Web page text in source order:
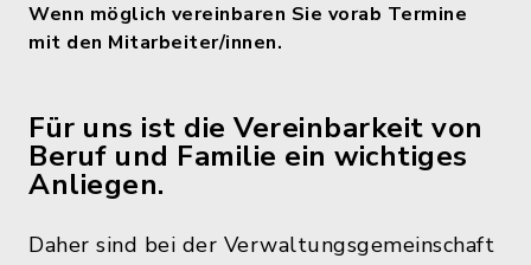
Wenn möglich vereinbaren Sie vorab Termine
mit den Mitarbeiter/innen.
Für uns ist die Vereinbarkeit von
Beruf und Familie ein wichtiges
Anliegen.
Daher sind bei der Verwaltungsgemeinschaft